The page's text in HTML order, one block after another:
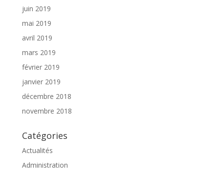
juin 2019
mai 2019
avril 2019
mars 2019
février 2019
janvier 2019
décembre 2018
novembre 2018
Catégories
Actualités
Administration